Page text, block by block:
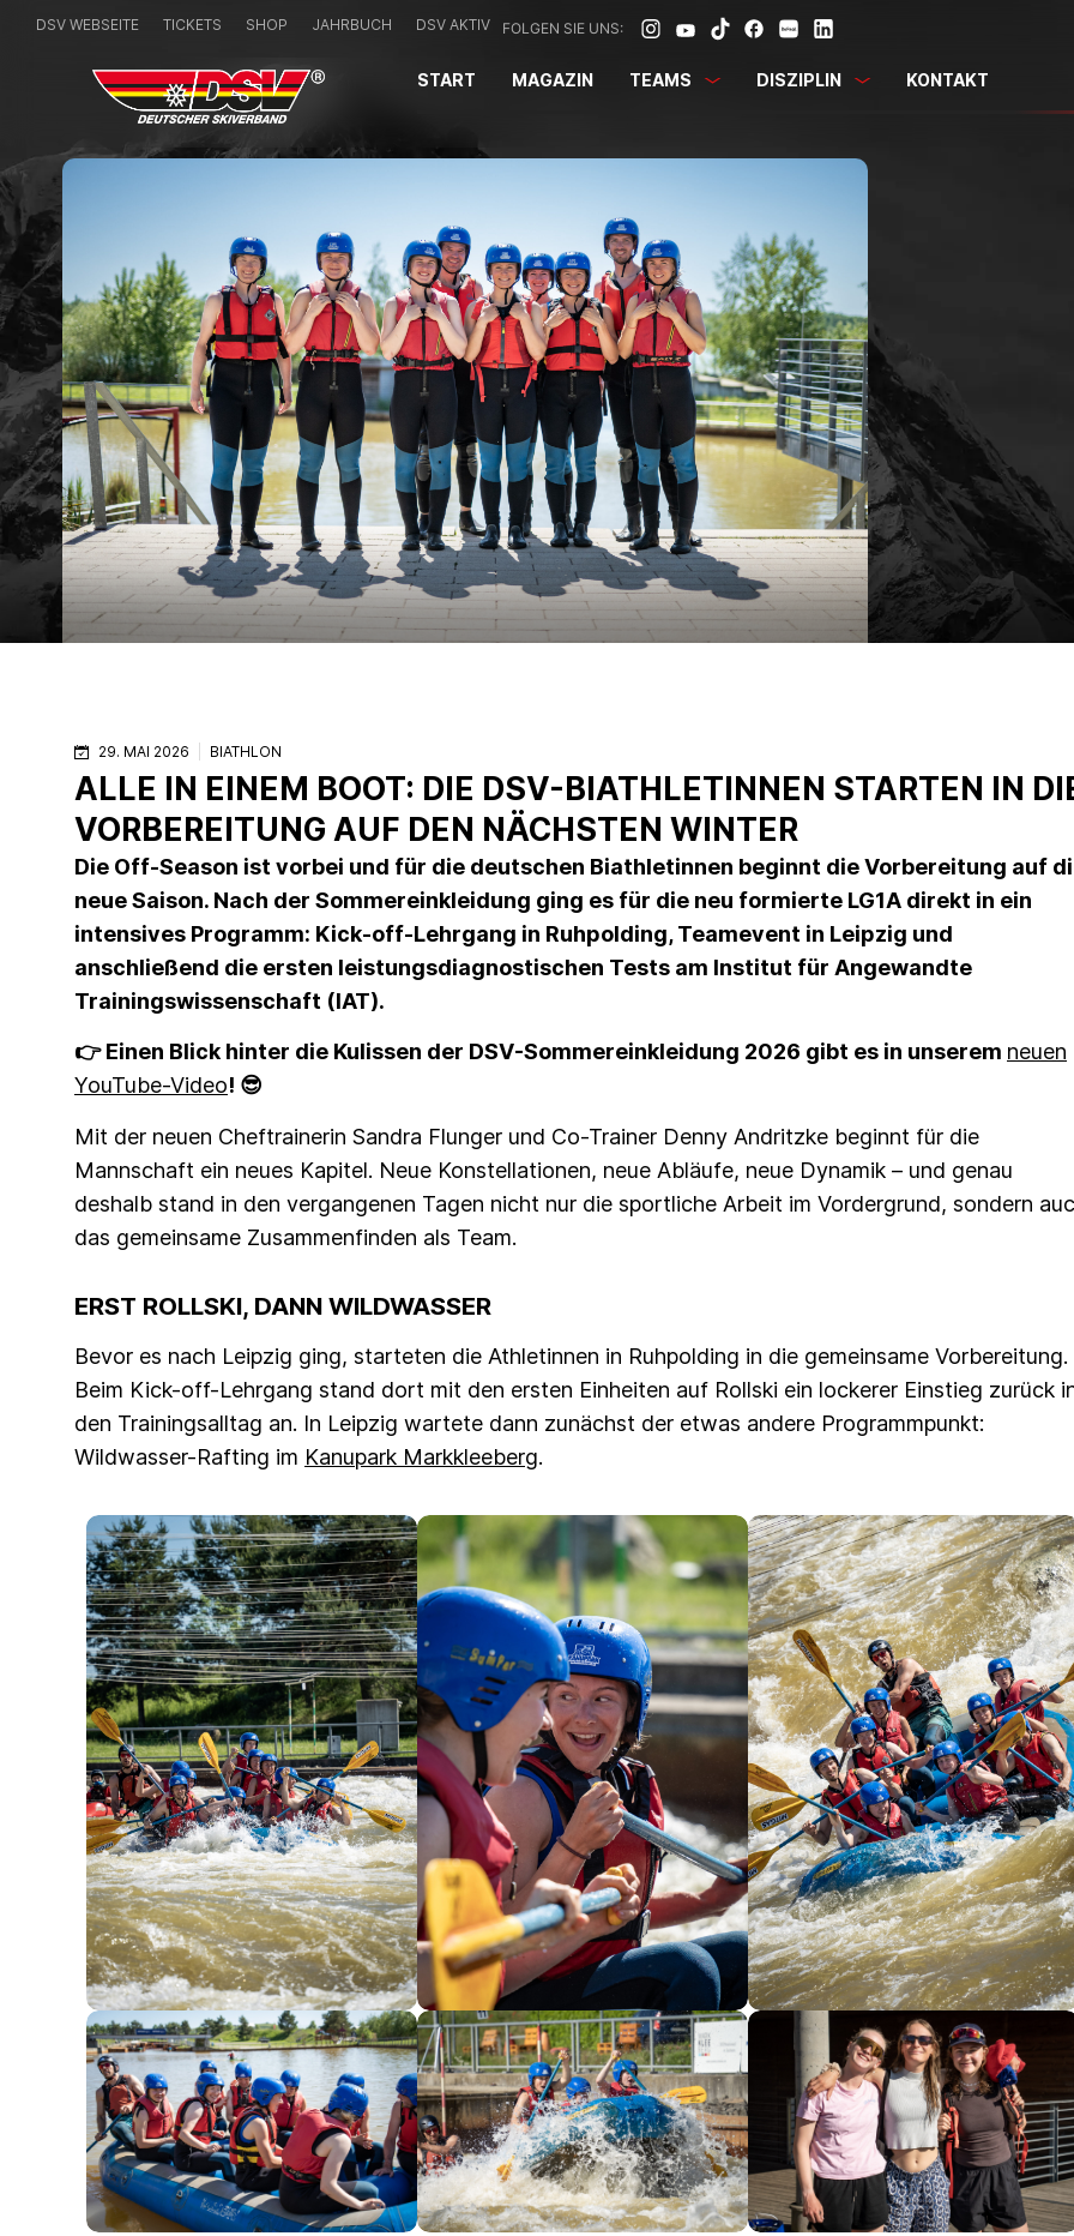
DSV WEBSEITE TICKETS SHOP JAHRBUCH DSV AKTIV FOLGEN SIE UNS:
START MAGAZIN TEAMS DISZIPLIN KONTAKT
29. MAI 2026 BIATHLON
ALLE IN EINEM BOOT: DIE DSV-BIATHLETINNEN STARTEN IN
VORBEREITUNG AUF DEN NÄCHSTEN WINTER
Die Off-Season ist vorbei und für die deutschen Biathletinnen beginnt die Vorbereitung auf
neue Saison. Nach der Sommereinkleidung ging es für die neu formierte LG1A direkt in ein
intensives Programm: Kick-off-Lehrgang in Ruhpolding, Teamevent in Leipzig und
anschließend die ersten leistungsdiagnostischen Tests am Institut für Angewandte
Trainingswissenschaft (IAT).
👉 Einen Blick hinter die Kulissen der DSV-Sommereinkleidung 2026 gibt es in unserem neuen
YouTube-Video! 😎
Mit der neuen Cheftrainerin Sandra Flunger und Co-Trainer Denny Andritzke beginnt für die
Mannschaft ein neues Kapitel. Neue Konstellationen, neue Abläufe, neue Dynamik – und genau
deshalb stand in den vergangenen Tagen nicht nur die sportliche Arbeit im Vordergrund, sondern
das gemeinsame Zusammenfinden als Team.
ERST ROLLSKI, DANN WILDWASSER
Bevor es nach Leipzig ging, starteten die Athletinnen in Ruhpolding in die gemeinsame Vorbereitung.
Beim Kick-off-Lehrgang stand dort mit den ersten Einheiten auf Rollski ein lockerer Einstieg zurück
den Trainingsalltag an. In Leipzig wartete dann zunächst der etwas andere Programmpunkt:
Wildwasser-Rafting im Kanupark Markkleeberg.